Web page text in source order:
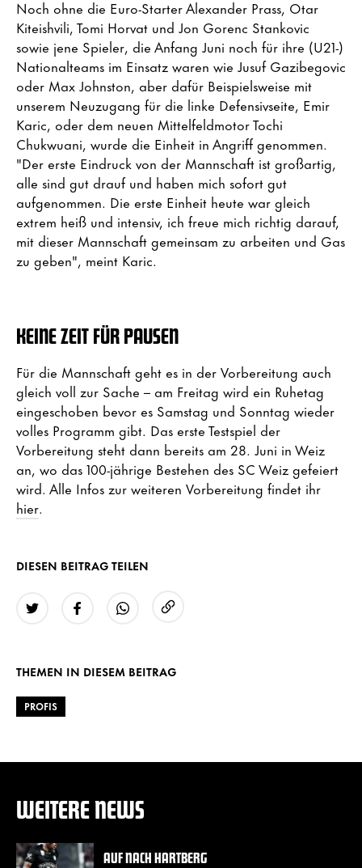
Noch ohne die Euro-Starter Alexander Prass, Otar
Kiteishvili, Tomi Horvat und Jon Gorenc Stankovic
sowie jene Spieler, die Anfang Juni noch für ihre (U21-)
Nationalteams im Einsatz waren wie Jusuf Gazibegovic
oder Max Johnston, aber dafür Beispielsweise mit
unserem Neuzugang für die linke Defensivseite, Emir
Karic, oder dem neuen Mittelfeldmotor Tochi
Chukwuani, wurde die Einheit in Angriff genommen.
"Der erste Eindruck von der Mannschaft ist großartig,
alle sind gut drauf und haben mich sofort gut
aufgenommen. Die erste Einheit heute war gleich
extrem heiß und intensiv, ich freue mich richtig darauf,
mit dieser Mannschaft gemeinsam zu arbeiten und Gas
zu geben", meint Karic.
KEINE ZEIT FÜR PAUSEN
Für die Mannschaft geht es in der Vorbereitung auch
gleich voll zur Sache – am Freitag wird ein Ruhetag
eingeschoben bevor es Samstag und Sonntag wieder
volles Programm gibt. Das erste Testspiel der
Vorbereitung steht dann bereits am 28. Juni in Weiz
an, wo das 100-jährige Bestehen des SC Weiz gefeiert
wird. Alle Infos zur weiteren Vorbereitung findet ihr
hier.
DIESEN BEITRAG TEILEN
THEMEN IN DIESEM BEITRAG
PROFIS
WEITERE NEWS
AUF NACH HARTBERG